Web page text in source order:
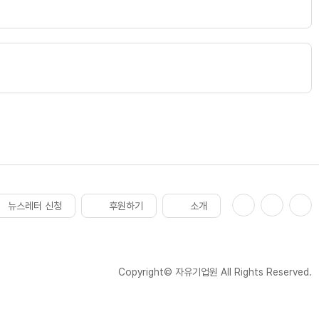
뉴스레터 신청 후원하기 소개
Copyright© 자유기업원 All Rights Reserved.